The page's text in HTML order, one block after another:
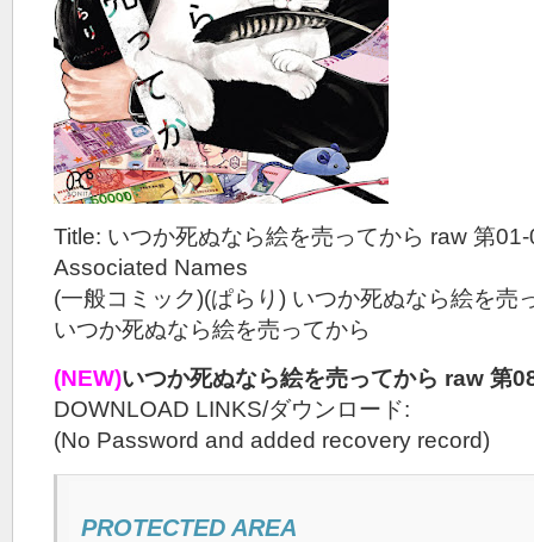
Title: いつか死ぬなら絵を売ってから raw 第
Associated Names
(一般コミック)(ぱらり) いつか死ぬなら絵を売
いつか死ぬなら絵を売ってから
(NEW)いつか死ぬなら絵を売ってから raw 第
DOWNLOAD LINKS/ダウンロード:
(No Password and added recovery record)
PROTECTED AREA